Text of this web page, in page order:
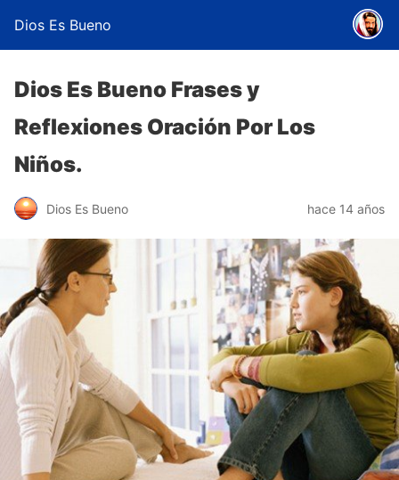
Dios Es Bueno
Dios Es Bueno Frases y
Reflexiones Oración Por Los
Niños.
Dios Es Bueno hace 14 años